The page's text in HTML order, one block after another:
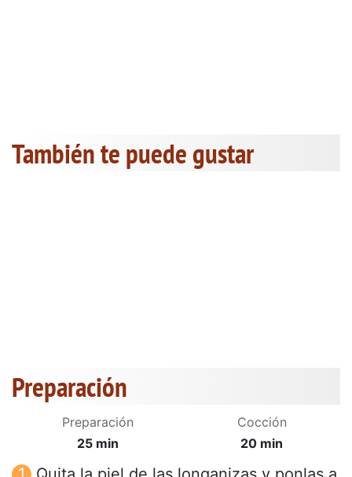
También te puede gustar
Preparación
Preparación
25 min
Cocción
20 min